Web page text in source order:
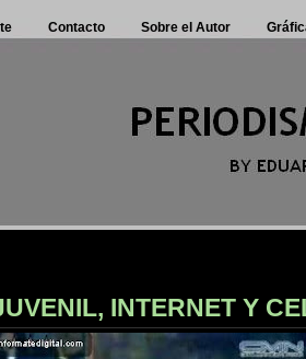
Contacto Sobre el Autor
INTERNET Y